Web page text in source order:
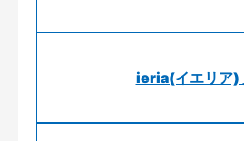
ieria(イエリア)